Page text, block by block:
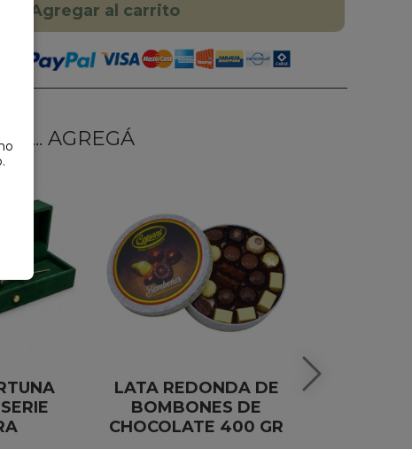
Agregar al carrito
AGREGÁ
LATA REDONDA DE
BOMBONES DE
CHOCOLATE 400 GR